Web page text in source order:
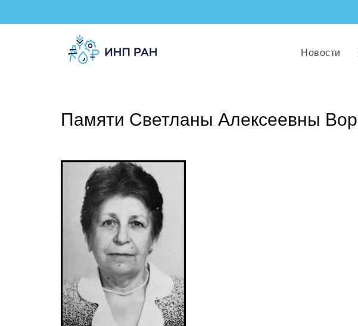
Новости
Памяти Светланы Алексеевны